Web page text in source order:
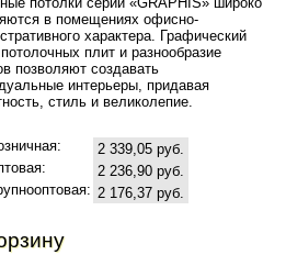
в помещениях офисно-
характера. Графический
плит и разнообразие
позволяют создавать
интерьеры, придавая
стиль и великолепие.
2 339,05 руб.
2 236,90 руб.
2 176,37 руб.